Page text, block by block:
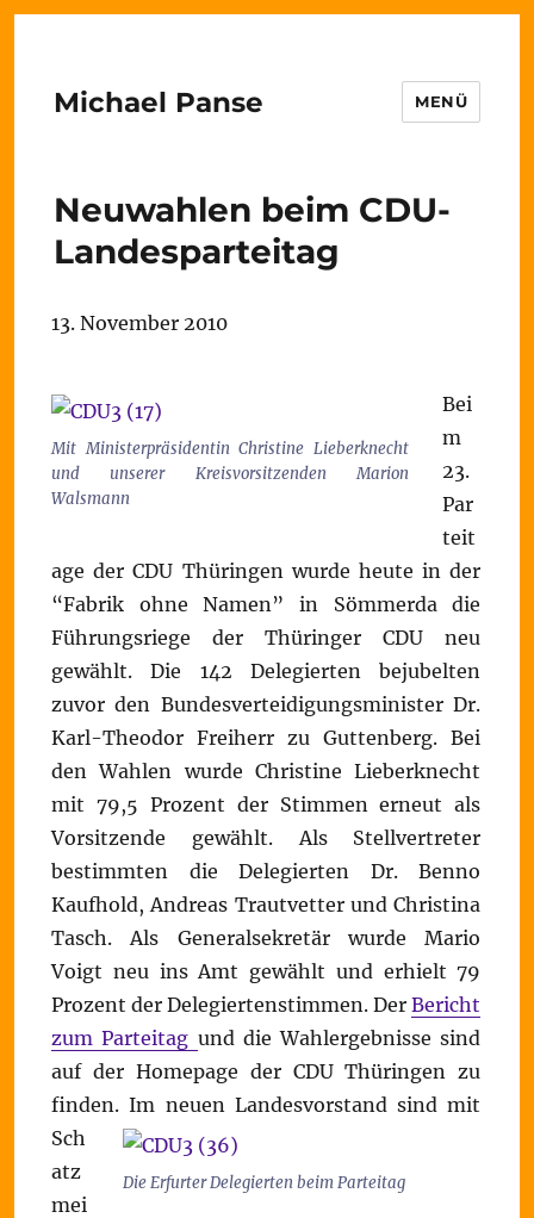
Michael Panse MENÜ
Neuwahlen beim CDU-
Landesparteitag
13. November 2010
Mit Ministerpräsidentin Christine Lieberknecht
und unserer Kreisvorsitzenden Marion
Walsmann
Bei
m
23.
Par
teit
age der CDU Thüringen wurde heute in der
“Fabrik ohne Namen” in Sömmerda die
Führungsriege der Thüringer CDU neu
gewählt. Die 142 Delegierten bejubelten
zuvor den Bundesverteidigungsminister Dr.
Karl-Theodor Freiherr zu Guttenberg. Bei
den Wahlen wurde Christine Lieberknecht
mit 79,5 Prozent der Stimmen erneut als
Vorsitzende gewählt. Als Stellvertreter
bestimmten die Delegierten Dr. Benno
Kaufhold, Andreas Trautvetter und Christina
Tasch. Als Generalsekretär wurde Mario
Voigt neu ins Amt gewählt und erhielt 79
Prozent der Delegiertenstimmen. DerBericht
zum Parteitag und die Wahlergebnisse sind
auf der Homepage der CDU Thüringen zu
finden.
Die Erfurter Delegierten beim Parteitag
Im neuen Landesvorstand sind mit
Sch
atz
mei